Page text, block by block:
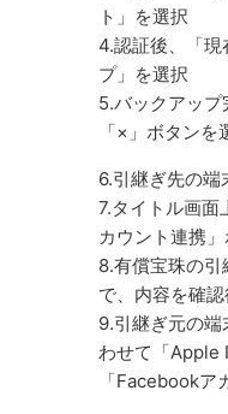
ト」を選択
4.認証後、「
プ」を選択
5.バックアッ
「×」ボタンを
6.引継ぎ先の
7.タイトル画面
カウント連携
8.有償宝珠の
で、内容を確
9.引継ぎ元の
わせて「Apple
「Facebookア